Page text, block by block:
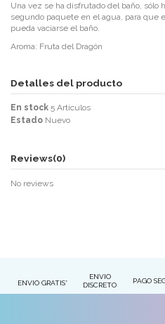
Una vez se ha disfrutado del baño, sólo
segundo paquete en el agua, para que
pueda vaciarse el baño.
Aroma: Fruta del Dragón
Detalles del producto
En stock 5 Artículos
Estado Nuevo
Reviews(0)
No reviews
ENVIO GRATIS*
ENVIO
DISCRETO
PAGO